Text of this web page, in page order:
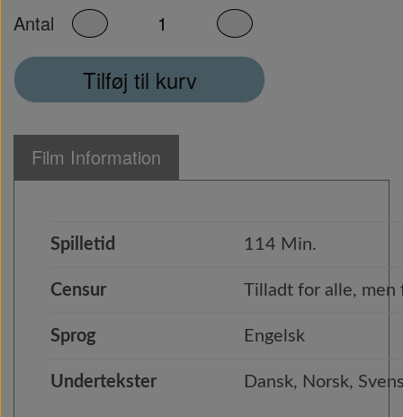
Antal
Tilføj til kurv
Film Information
Spilletid 114 Min.
Censur Tilladt for alle, men
Sprog Engelsk
Undertekster Dansk, Norsk,